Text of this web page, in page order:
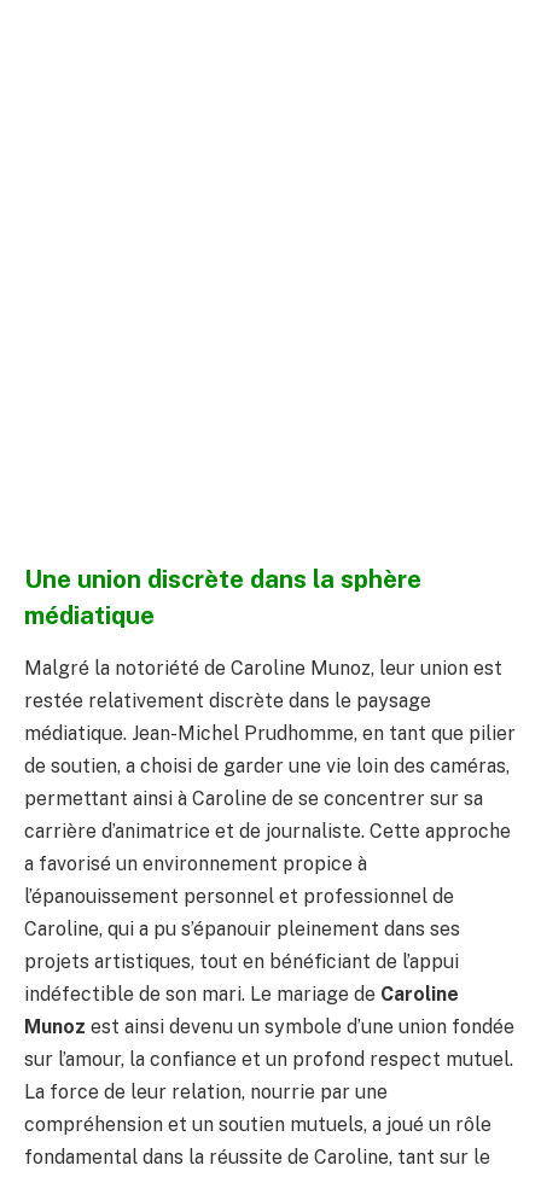
Une union discrète dans la sphère
médiatique
Malgré la notoriété de Caroline Munoz, leur union est
restée relativement discrète dans le paysage
médiatique. Jean-Michel Prudhomme, en tant que pilier
de soutien, a choisi de garder une vie loin des caméras,
permettant ainsi à Caroline de se concentrer sur sa
carrière d’animatrice et de journaliste. Cette approche
a favorisé un environnement propice à
l’épanouissement personnel et professionnel de
Caroline, qui a pu s’épanouir pleinement dans ses
projets artistiques, tout en bénéficiant de l’appui
indéfectible de son mari. Le mariage de Caroline
Munoz est ainsi devenu un symbole d’une union fondée
sur l’amour, la confiance et un profond respect mutuel.
La force de leur relation, nourrie par une
compréhension et un soutien mutuels, a joué un rôle
fondamental dans la réussite de Caroline, tant sur le